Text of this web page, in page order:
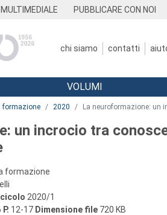
PUBBLICARE CON NOI
chi siamo contatti
VOLUMI
formazione 2020 La neuroformazione: un
un incrocio tra
formazione
2020/1
P. 12-17 Dimensione file 720 KB